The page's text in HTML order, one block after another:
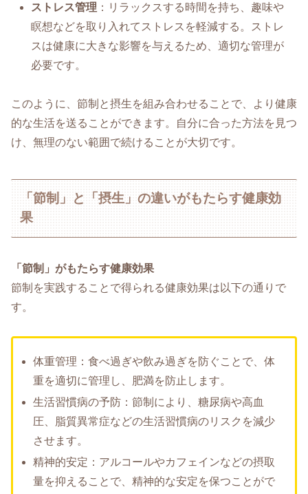
ストレス管理 ：リラックスする時間を持ち、趣味や
瞑想などを取り入れてストレスを軽減する。ストレ
スは健康に大きな影響を与えるため、適切な管理が
必要です。
このように、節制と摂生を組み合わせることで、より健康
的な生活を送ることができます。自分に合った方法を見つ
け、無理のない範囲で続けることが大切です。
「節制」と「摂生」の違いがもたらす健康効
果
「節制」がもたらす健康効果
節制を実践することで得られる健康効果は以下の通りで
す。
体重管理：食べ過ぎや飲み過ぎを防ぐことで、体
重を適切に管理し、肥満を防止します。
生活習慣病の予防：節制により、糖尿病や高血
圧、脂質異常症などの生活習慣病のリスクを減少
させます。
精神的安定：アルコールやカフェインなどの摂取
量を抑えることで、精神的な安定を保つことがで